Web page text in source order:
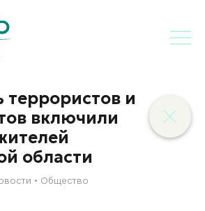
террористов и
включили
области
Общество